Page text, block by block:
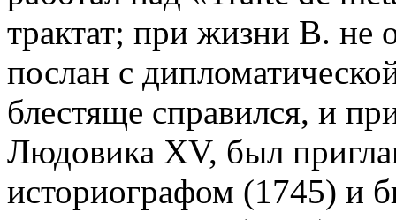
трактат; при жизни В. не
послан с
блестяще справился, и
Людовика XV, был
историографом (1745) и